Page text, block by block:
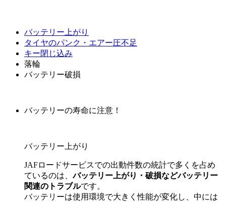
バッテリー上がり
タイヤのパンク ・エアー圧不足
キー閉じ込み
落輪
バッテリー破損
バッテリーの寿命に注意！
バッテリー上がり
JAFロードサービスでの出動件数の統計で多くを占め
ているのは、バッテリー上がり・破損などバッテリー
関連のトラブルです。
バッテリーは使用環境で大きく性能が変化し、中には